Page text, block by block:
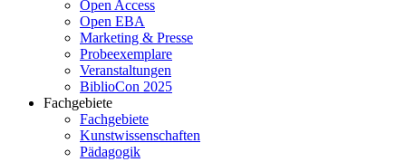
Open Access
Open EBA
Marketing & Presse
Probeexemplare
Veranstaltungen
BiblioCon 2025
Fachgebiete
Fachgebiete
Kunstwissenschaften
Pädagogik